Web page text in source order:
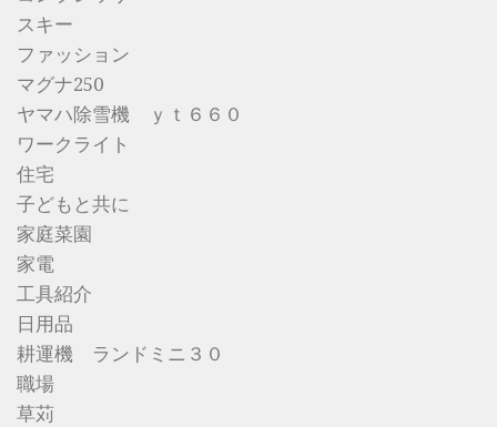
スキー
ファッション
マグナ250
ヤマハ除雪機 ｙｔ６６０
ワークライト
住宅
子どもと共に
家庭菜園
家電
工具紹介
日用品
耕運機 ランドミニ３０
職場
草苅